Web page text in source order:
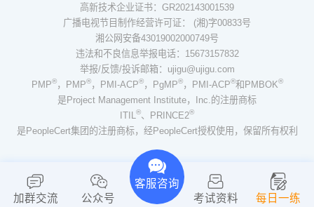
高新技术企业证书：GR202143001539
广播电视节目制作经营许可证： (湘)字00833号
湘公网安备43019002000749号
违法和不良信息举报电话：15673157832
举报/反馈/投诉邮箱：ujigu@ujigu.com
PMP®，PMP®，PMI-ACP®，PgMP®，PMI-ACP®和PMBOK®
是Project Management Institute，Inc.的注册商标
ITIL ®、PRINCE2®
是PeopleCert集团的注册商标，经PeopleCert授权使用，保留所有权利
加群交流 公众号
客服咨询
考试资料
每日一练